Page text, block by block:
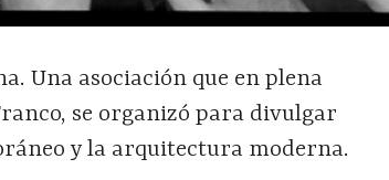
Una asociación que en plena
se organizó para divulgar
y la arquitectura moderna.